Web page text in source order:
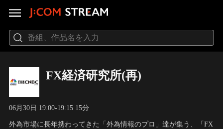
FX経済研究所(再)
06月30日 19:00-19:15 15分
外為市場に長年携わってきた「外為情報のプロ」達が集う、「FX